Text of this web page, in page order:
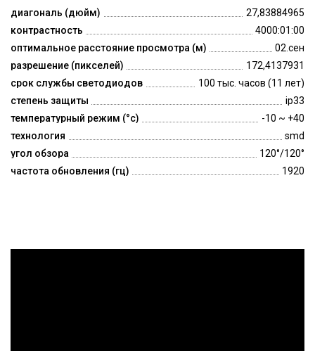
диагональ (дюйм)
27,83884965
контрастность
4000:01:00
оптимальное расстояние просмотра (м)
02.сен
разрешение (пикселей)
172,4137931
срок службы светодиодов
100 тыс. часов (11 лет)
степень защиты
ip33
температурный режим (°c)
-10 ~ +40
технология
smd
угол обзора
120°/120°
частота обновления (гц)
1920